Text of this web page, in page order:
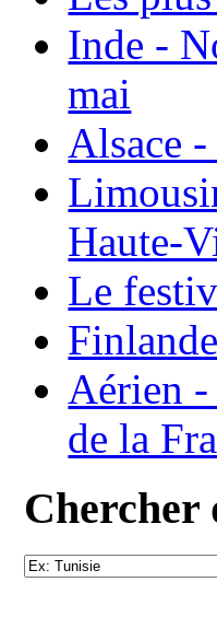
Inde -
mai
Alsace
Haute-
Le
Aérien -
de la
Chercher